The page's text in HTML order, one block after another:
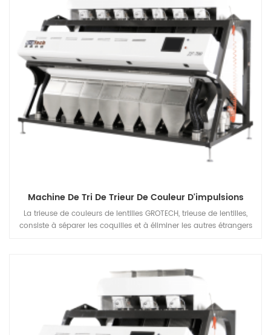
Machine De Tri De Trieur De Couleur D'impulsions
La trieuse de couleurs de lentilles GROTECH, trieuse de lentilles,
consiste à séparer les coquilles et à éliminer les autres étrangers